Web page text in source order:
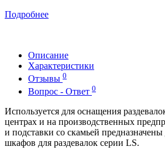
Подробнее
Описание
Характеристики
Отзывы 0
Вопрос - Ответ 0
Используется для оснащения
центрах и на производственных
и подставки со скамьей
шкафов для раздевалок серии LS.